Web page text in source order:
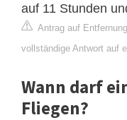
auf 11 Stunden
Antrag auf
vollständige Antwort auf
Wann darf
Fliegen?